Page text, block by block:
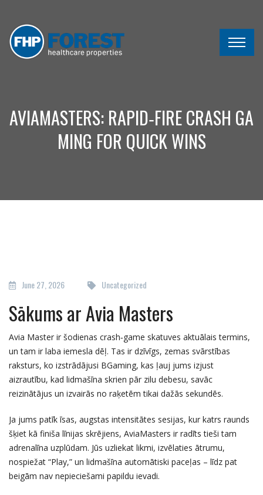
AVIAMASTERS: RAPID‑FIRE CRASH GA
MING FOR QUICK WINS
June 27, 2026 Uncategorized
Sākums ar Avia Masters
Avia Master ir šodienas crash‑game skatuves aktuālais termins,
un tam ir laba iemesla dēļ. Tas ir dzīvīgs, zemas svārstības
raksturs, ko izstrādājusi BGaming, kas ļauj jums izjust
aizrautību, kad lidmašīna skrien pār zilu debesu, savāc
reizinātājus un izvairās no raķetēm tikai dažās sekundēs.
Ja jums patīk īsas, augstas intensitātes sesijas, kur katrs raunds
šķiet kā finiša līnijas skrējiens, AviaMasters ir radīts tieši tam
adrenalīna uzplūdam. Jūs uzliekat likmi, izvēlaties ātrumu,
nospiežat “Play,” un lidmašīna automātiski paceļas – līdz pat
beigām nav nepieciešami papildu ievadi.